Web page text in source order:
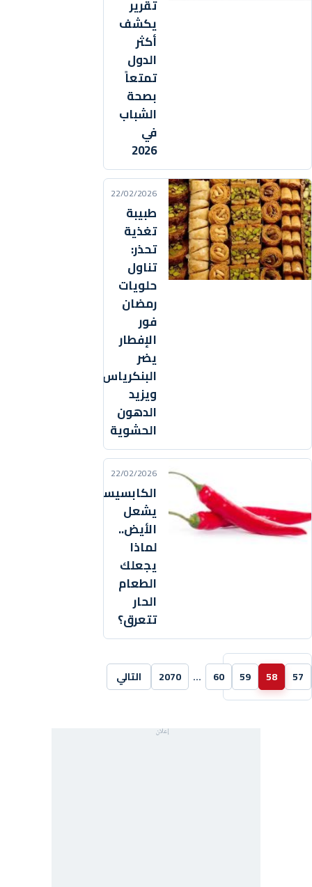
تقرير
يكشف
أكثر
الدول
تمتعاً
بصحة
الشباب
في
2026
22/02/2026
طبيبة
تغذية
تحذر:
تناول
حلويات
رمضان
فور
الإفطار
يضر
البنكرياس
ويزيد
الدهون
الحشوية
22/02/2026
الكابسيسين
يشعل
الأيض..
لماذا
يجعلك
الطعام
الحار
تتعرق؟
57
58
59
60
…
2070 التالي